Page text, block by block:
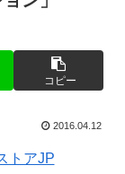
コピー
2016.04.12